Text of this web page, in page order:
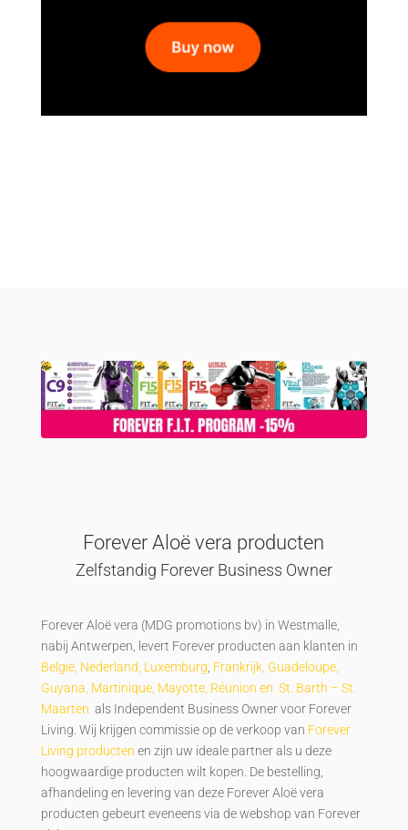
Forever Aloë vera producten
Zelfstandig Forever Business Owner
Forever Aloë vera (MDG promotions bv) in Westmalle,
nabij Antwerpen, levert Forever producten aan klanten in
Belgie, Nederland, Luxemburg Frankrijk, Guadeloupe,
Guyana, Martinique, Mayotte, Réunion en St. Barth – St.
Maarten als Independent Business Owner voor Forever
Living. Wij krijgen commissie op de verkoop van Forever
Living producten en zijn uw ideale partner als u deze
hoogwaardige producten wilt kopen. De bestelling,
afhandeling en levering van deze Forever Aloë vera
producten gebeurt eveneens via de webshop van Forever